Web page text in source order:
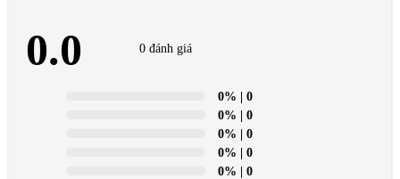
0.0 0 đánh giá
0% | 0
0% | 0
0% | 0
0% | 0
0% | 0